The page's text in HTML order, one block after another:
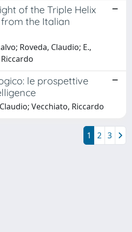
of the Triple Helix
the Italian
Roveda, Claudio; E.,
le prospettive
Vecchiato, Riccardo
1 2 3